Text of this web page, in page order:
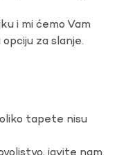
i mi ćemo Vam
za slanje.
tapete nisu